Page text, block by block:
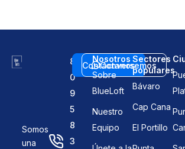
Somos
una
8
0
9
5
8
3
Contáctanos
Conversemos
Nosotros
Sobre
BlueLoft
Nuestro
Equipo
Sectores
populares
Bávaro
Cap Cana
El Portillo